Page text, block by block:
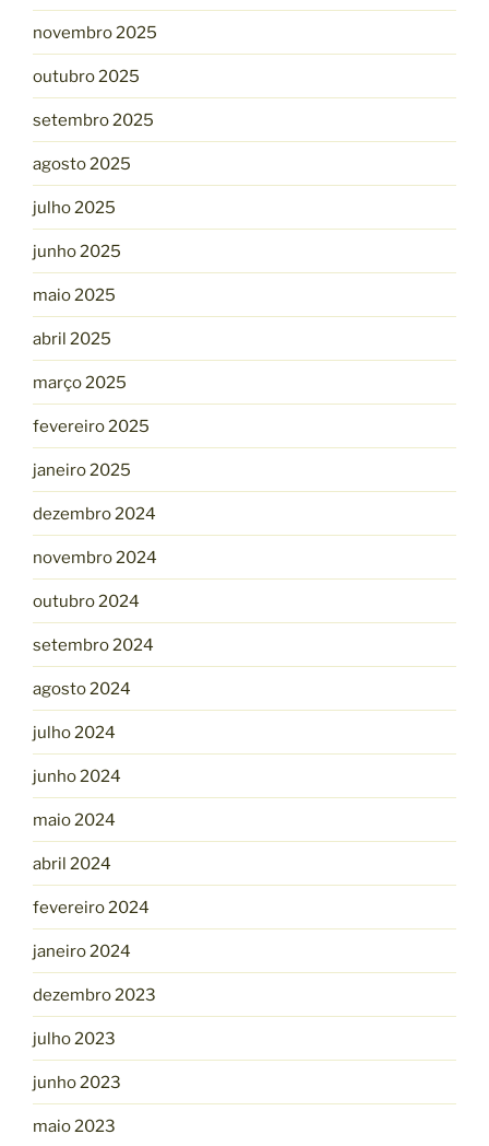
novembro 2025
outubro 2025
setembro 2025
agosto 2025
julho 2025
junho 2025
maio 2025
abril 2025
março 2025
fevereiro 2025
janeiro 2025
dezembro 2024
novembro 2024
outubro 2024
setembro 2024
agosto 2024
julho 2024
junho 2024
maio 2024
abril 2024
fevereiro 2024
janeiro 2024
dezembro 2023
julho 2023
junho 2023
maio 2023